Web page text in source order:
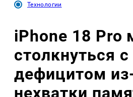
Технологии
iPhone 18 Pro
столкнуться с
дефицитом
нехватки